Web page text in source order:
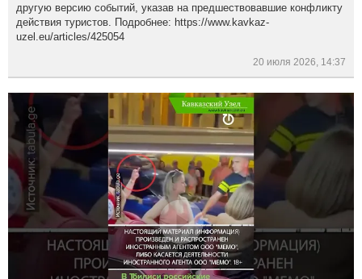
другую версию событий, указав на предшествовавшие конфликту
действия туристов. Подробнее: https://www.kavkaz-
uzel.eu/articles/425054
20 июля 2026, 14:37